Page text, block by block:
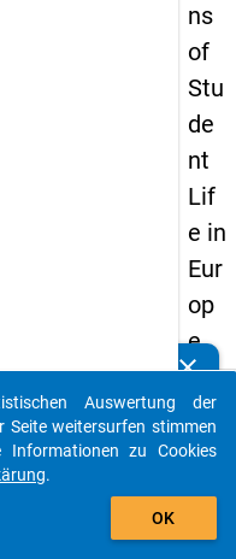
ns
of
Stu
de
nt
Lif
e in
Eur
op
e
Details
clear
unserer
teilen Sie uns diese
auto_stories
Auswertung der
Seite weitersurfen stimmen
Informationen zu Cookies
.
OK